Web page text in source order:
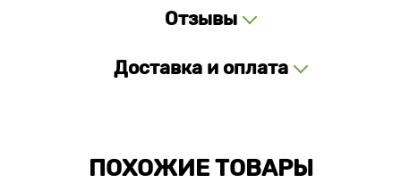
Отзывы
Доставка и оплата
ПОХОЖИЕ ТОВАРЫ